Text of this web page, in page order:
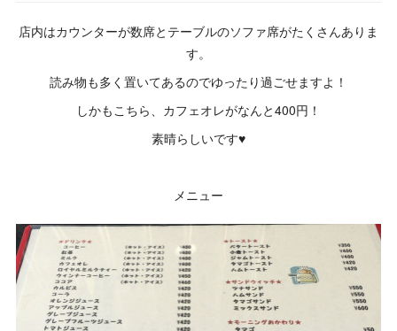
店内はカウンターが数席とテーブルのソファ席がたくさんありま
す。
読み物も多く置いてあるのでゆったり過ごせますよ！
しかもこちら、カフェオレがなんと400円！
素晴らしいです♥
メニュー